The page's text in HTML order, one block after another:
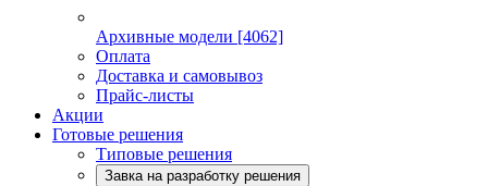
Архивные модели [4062]
Оплата
Доставка и самовывоз
Прайс-листы
Акции
Готовые решения
Типовые решения
Завка на разработку решения